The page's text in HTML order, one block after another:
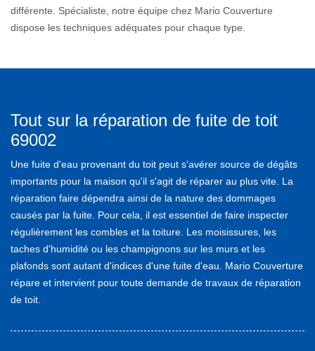
différente. Spécialiste, notre équipe chez Mario Couverture
dispose les techniques adéquates pour chaque type.
Tout sur la réparation de fuite de toit
69002
Une fuite d'eau provenant du toit peut s'avérer source de dégâts
importants pour la maison qu'il s'agit de réparer au plus vite. La
réparation faire dépendra ainsi de la nature des dommages
causés par la fuite. Pour cela, il est essentiel de faire inspecter
régulièrement les combles et la toiture. Les moisissures, les
taches d'humidité ou les champignons sur les murs et les
plafonds sont autant d'indices d'une fuite d'eau. Mario Couverture
répare et intervient pour toute demande de travaux de réparation
de toit.